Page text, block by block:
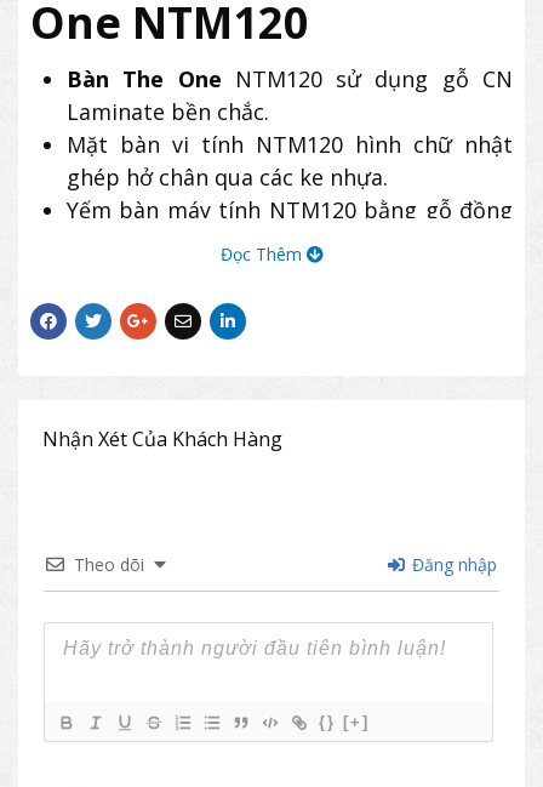
One NTM120
Bàn The One NTM120 sử dụng gỗ CN
Laminate bền chắc.
Mặt bàn vi tính NTM120 hình chữ nhật
ghép hở chân qua các ke nhựa.
Yếm bàn máy tính NTM120 bằng gỗ đồng
chất liệu dạng lững trơn.
đen.
Bàn NTM120 trang bị khay bàn phím và
Đọc Thêm
Nhận Xét Của Khách Hàng
Theo dõi Đăng nhập
{} [+]